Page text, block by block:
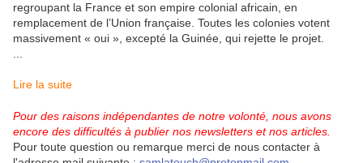
regroupant la France et son empire colonial africain, en
remplacement de l’Union française. Toutes les colonies votent
massivement « oui », excepté la Guinée, qui rejette le projet.
Lire la suite
Pour des raisons indépendantes de notre volonté, nous avons
encore des difficultés à publier nos newsletters et nos articles.
Pour toute question ou remarque merci de nous contacter à